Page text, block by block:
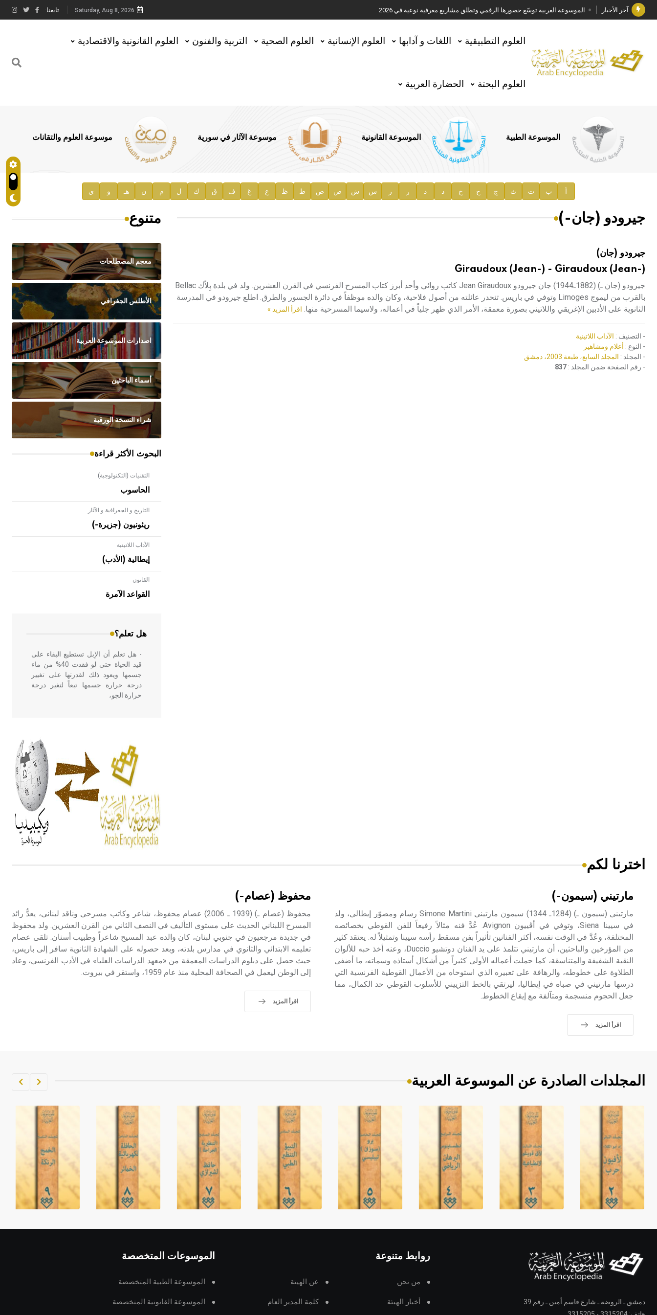
آخر الأخبار الموسوعة العربية توسّع حضورها الرقمي وتطلق مشاريع معرفية نوعية في 2026
جائزة مجمع الملك سلمان العالمي للغة العربية 2025
الأستاذ إياد خالد الطباع مدير عام لهيئة الموسوعة العربية
السيد محمد ياسين صالح وزيرا للثقافة
توصيات مجلس الإدارة
صدور المجلد السابع من موسوعة الآثار في سورية
إعلان..
هيئة الموسوعة العربية تطلق موسوعات جديدة في عام 2026
Saturday, Aug 8, 2026 تابعنا:
العلوم التطبيقية اللغات و آدابها العلوم الإنسانية العلوم الصحية التربية والفنون العلوم القانونية والاقتصادية
العلوم البحتة الحضارة العربية
الموسوعة الطبية الموسوعة القانونية موسوعة الآثار في سورية موسوعة العلوم والتقانات
أ ب ت ث ج ح خ د ذ ر ز س ش ص ض ط ظ ع غ ف ق ك ل م ن هـ و ي
جيرودو (جان-)
جيرودو (جان)
Giraudoux (Jean-) - Giraudoux (Jean-)
جيرودو (جان ـ) (1882ـ1944) جان جيرودو Jean Giraudoux كاتب روائي وأحد أبرز كتاب المسرح الفرنسي في القرن العشرين. ولد في بلدة بِلاّك Bellac
بالقرب من ليموج Limoges وتوفي في باريس. تنحدر عائلته من أصول فلاحية، وكان والده موظفاً في دائرة الجسور والطرق. اطلع جيرودو في المدرسة
الثانوية على الأدبين الإغريقي واللاتيني بصورة معمقة، الأمر الذي ظهر جلياً في أعماله، ولاسيما المسرحية منها. اقرأ المزيد »
- التصنيف : الآداب اللاتينية
- النوع : أعلام ومشاهير
- المجلد : المجلد السابع، طبعة 2003، دمشق
- رقم الصفحة ضمن المجلد : 837
متنوع
معجم المصطلحات
الأطلس الجغرافي
اصدارات الموسوعة العربية
أسماء الباحثين
شراء النسخة الورقية
البحوث الأكثر قراءة
التقنيات (التكنولوجية)
الحاسوب
التاريخ و الجغرافية و الآثار
ريئونيون (جزيرة-)
الآداب اللاتينية
إيطالية (الأدب)
القانون
القواعد الآمرة
هل تعلم؟
- هل تعلم أن الأبلق نوع من الفنون
الهندسية التي ارتبطت بالعمارة الإسلامية
في بلاد الشام ومصر خاصة، حيث يحرص
- هل تعلم أن الإبل تستطيع البقاء على
قيد الحياة حتى لو فقدت 40% من ماء
جسمها ويعود ذلك لقدرتها على تغيير
درجة حرارة جسمها تبعاً لتغير درجة
حرارة الجو،
أربعة مؤلفات هي: الحكم، الأدلة، تنظيم
التغذية، ورسالته في جروح الرأس.
ويعود له الفضل بأنه حرر الطب من
الدين والفلسفة.
- هل تعلم أن المرجان إفراز حيواني
يتكون في البحر ويتركب من مادة
كربونات الكلسيوم، وهو أحمر أو شديد
الحمرة وهو أجود أنواعه، ويمتاز بكبر
الحجم ويسمى الش
الإنكليزية أب
- هل تعلم أن أبجر Abgar اسم معروف
جيداً يعود إلى عدد من الملوك الذين
حكموا مدينة إديسا (الرها) من أبجر الأول
وحتى التاسع، وهم ينتسبون إلى أسرة
اخترنا لكم
مارتيني (سيمون-)
مارتيني (سيمون ـ) (1284ـ 1344) سيمون مارتيني Simone Martini رسام ومصوّر إيطالي، ولد
في سيينا Siena، وتوفي في أڤييون Avignon. عُدَّ فنه مثالاً رفيعاً للفن القوطي بخصائصه
المختلفة، وعُدَّ في الوقت نفسه، أكثر الفنانين تأثيراً بفن مسقط رأسه سيينا وتمثيلاً له. يعتقد كثير
من المؤرخين والباحثين، أن مارتيني تتلمذ على يد الفنان دوتشيو Duccio، وعنه أخذ حبه للألوان
النقية الشفيفة والمتناسقة، كما حملت أعماله الأولى كثيراً من أشكال أستاذه وسماته، ما أضفى
الطلاوة على خطوطه، والرهافة على تعبيره الذي استوحاه من الأعمال القوطية الفرنسية التي
درسها مارتيني في صباه في إيطاليا، ليرتقي بالخط التزييني للأسلوب القوطي حد الكمال، مما
جعل الحجوم منسجمة ومتآلفة مع إيقاع الخطوط.
اقرأ المزيد
محفوظ (عصام-)
محفوظ (عصام ـ) (1939 ـ 2006) عصام محفوظ، شاعر وكاتب مسرحي وناقد لبناني، يعدُّ رائد
المسرح اللبناني الحديث على مستوى التأليف في النصف الثاني من القرن العشرين. ولد محفوظ
في جديدة مرجعيون في جنوبي لبنان، كان والده عبد المسيح شاعراً وطبيب أسنان. تلقى عصام
تعليمه الابتدائي والثانوي في مدارس بلدته، وبعد حصوله على الشهادة الثانوية سافر إلى باريس،
حيث حصل على دبلوم الدراسات المعمقة من «معهد الدراسات العليا» في الأدب الفرنسي، وعاد
إلى الوطن ليعمل في الصحافة المحلية منذ عام 1959، واستقر في بيروت.
اقرأ المزيد
المجلدات الصادرة عن الموسوعة العربية
دمشق ـ الروضة ـ شارع قاسم أمين ـ رقم 39
روابط متنوعة
من نحن عن الهيئة
أخبار الهيئة كلمة المدير العام
الموسوعات المتخصصة
الموسوعة الطبية المتخصصة
الموسوعة القانونية المتخصصة